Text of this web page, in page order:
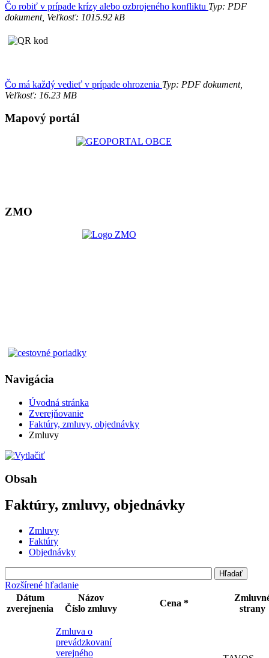
Čo robiť v prípade krízy alebo ozbrojeného konfliktu Typ: PDF
dokument, Veľkosť: 1015.92 kB
Čo má každý vedieť v prípade ohrozenia Typ: PDF dokument,
Veľkosť: 16.23 MB
Mapový portál
ZMO
Navigácia
Úvodná stránka
Zverejňovanie
Faktúry, zmluvy, objednávky
Zmluvy
Obsah
Faktúry, zmluvy, objednávky
Zmluvy
Faktúry
Objednávky
Rozšírené hľadanie
Dátum
zverejnenia
Názov
Číslo zmluvy
Cena *
strany
Zmluva o
prevádzkovaní
verejného